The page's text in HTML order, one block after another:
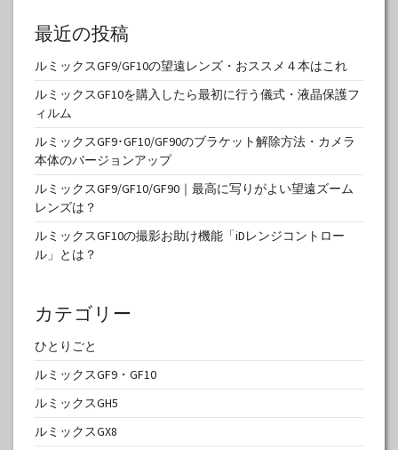
最近の投稿
ルミックスGF9/GF10の望遠レンズ・おススメ４本はこれ
ルミックスGF10を購入したら最初に行う儀式・液晶保護フ
ィルム
ルミックスGF9･GF10/GF90のブラケット解除方法・カメラ
本体のバージョンアップ
ルミックスGF9/GF10/GF90｜最高に写りがよい望遠ズーム
レンズは？
ルミックスGF10の撮影お助け機能「iDレンジコントロー
ル」とは？
カテゴリー
ひとりごと
ルミックスGF9・GF10
ルミックスGH5
ルミックスGX8